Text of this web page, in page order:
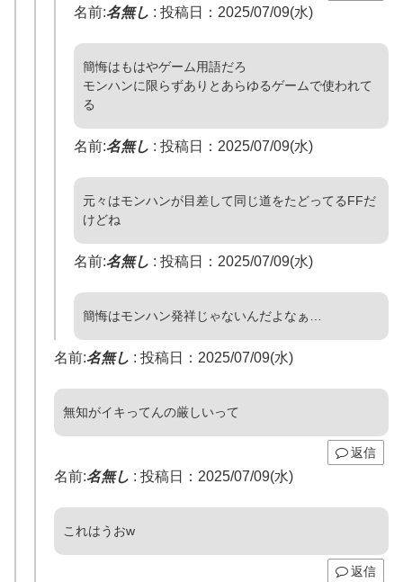
名前:名無し : 投稿日：2025/07/09(水)
簡悔はもはやゲーム用語だろ
モンハンに限らずありとあらゆるゲームで使われて
る
名前:名無し : 投稿日：2025/07/09(水)
元々はモンハンが目差して同じ道をたどってるFFだ
けどね
名前:名無し : 投稿日：2025/07/09(水)
簡悔はモンハン発祥じゃないんだよなぁ…
名前:名無し : 投稿日：2025/07/09(水)
無知がイキってんの厳しいって
返信
名前:名無し : 投稿日：2025/07/09(水)
これはうおw
返信